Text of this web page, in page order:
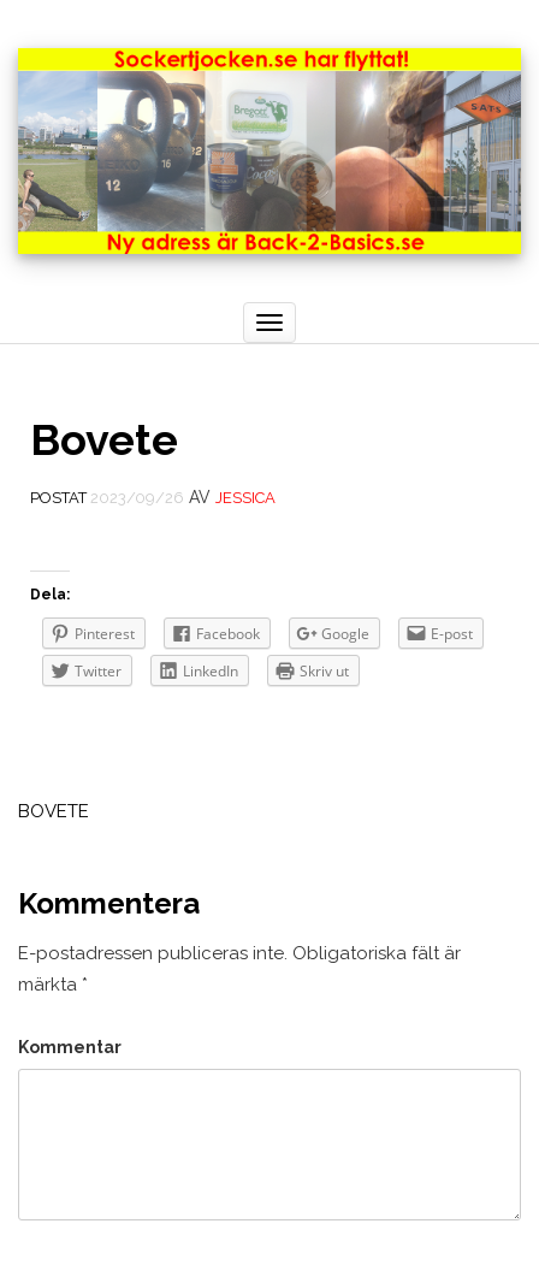
Toggle
navigation
Bovete
POSTAT 2023/09/26 AV JESSICA
Dela:
Pinterest Facebook Google
E-post
Twitter
LinkedIn Skriv ut
BOVETE
Kommentera
E-postadressen publiceras inte. Obligatoriska fält är
märkta *
Kommentar